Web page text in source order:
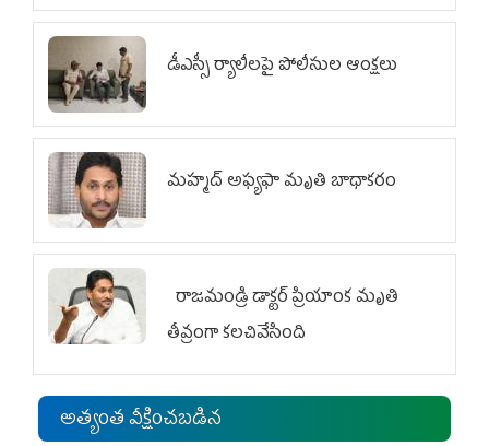
డీఎస్సీ ర్యాలీలపై పోలీసుల ఆంక్షలు
మహ్మద్‌ అఫ్యఫా మృతి బాధాకరం
రాజమండ్రి డాక్టర్‌ ప్రియాంక మృతి
తీవ్రంగా కలచివేసింది
అత్యంత వీక్షించబడిన